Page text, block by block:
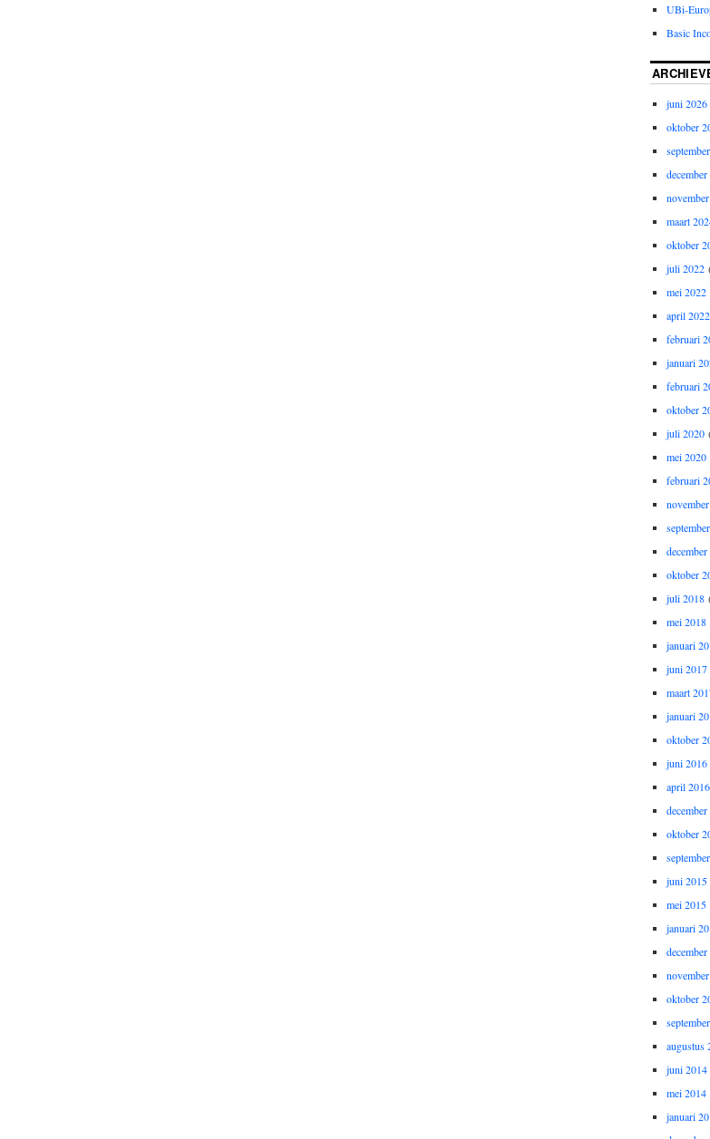
UBi-
Basic
juni 2026
oktober
maart
oktober
juli 2022
mei 2022
april 2022
februari
januari
februari
oktober
juli 2020
mei 2020
februari
oktober
juli 2018
mei 2018
januari
juni 2017
maart
januari
oktober
juni 2016
april 2016
oktober
juni 2015
mei 2015
januari
oktober
augustus
juni 2014
mei 2014
januari